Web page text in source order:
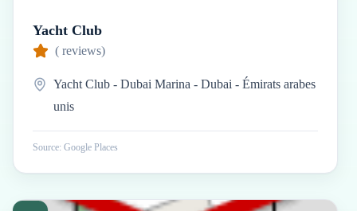
Yacht Club
( reviews)
Yacht Club - Dubai Marina - Dubai - Émirats arabes
unis
Source: Google Places